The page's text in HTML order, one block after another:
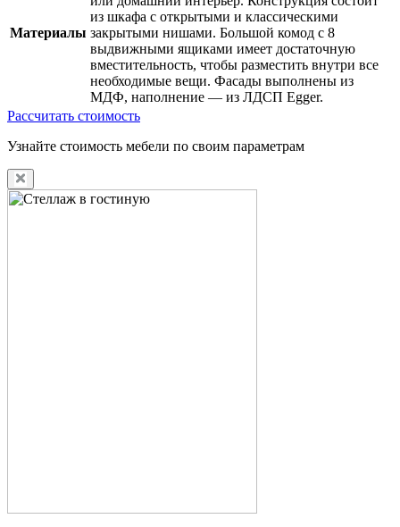
Материалы
из шкафа с открытыми и классическими
закрытыми нишами. Большой комод с 8
выдвижными ящиками имеет достаточную
вместительность, чтобы разместить внутри все
необходимые вещи. Фасады выполнены из
МДФ, наполнение — из ЛДСП Egger.
Рассчитать стоимость
Узнайте стоимость мебели по своим параметрам